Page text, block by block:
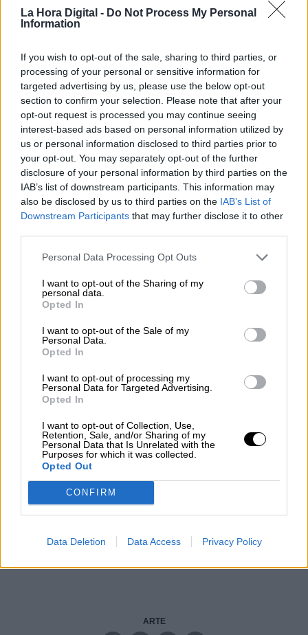
La Hora Digital - Do Not Process My Personal
Information
If you wish to opt-out of the sale, sharing to third parties, or
processing of your personal or sensitive information for
targeted advertising by us, please use the below opt-out
section to confirm your selection. Please note that after your
opt-out request is processed you may continue seeing
interest-based ads based on personal information utilized by
us or personal information disclosed to third parties prior to
your opt-out. You may separately opt-out of the further
disclosure of your personal information by third parties on the
IAB’s list of downstream participants. This information may
also be disclosed by us to third parties on the IAB’s List of
Downstream Participants that may further disclose it to other
Personal Data Processing Opt Outs
I want to opt-out of the Sharing of my
personal data.
Opted In
I want to opt-out of the Sale of my
Personal Data.
Opted In
I want to opt-out of processing my
Personal Data for Targeted Advertising.
Opted In
I want to opt-out of Collection, Use,
Retention, Sale, and/or Sharing of my
Personal Data that Is Unrelated with the
Purposes for which it was collected.
Opted Out
CONFIRM
Data Deletion Data Access Privacy Policy
¿La ciudadanía de Occidente
es consciente del riesgo de
una tercera guerra mundial?
Por
Álvaro Frutos Rosado y Gabinete
Geopolítica de Crisis
Suelta y confía
Por María Comesaña
Votantes y votados
El Conflicto de Oriente Medio:
Un Nuevo Orden Autoritario
Por Álvaro Frutos Rosado y Gabinete
Geopolítica de Crisis
Reconquista leonesa
Clara Campoamor: Mi sueño,
mi pesadilla
Por María Pérez Herrero
NOTICIAS MAS VISTAS
ARTE